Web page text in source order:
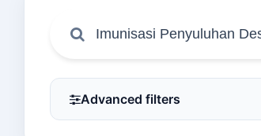
Advanced filters